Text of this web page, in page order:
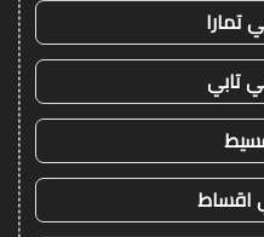
تمارا
تابي
اقساط